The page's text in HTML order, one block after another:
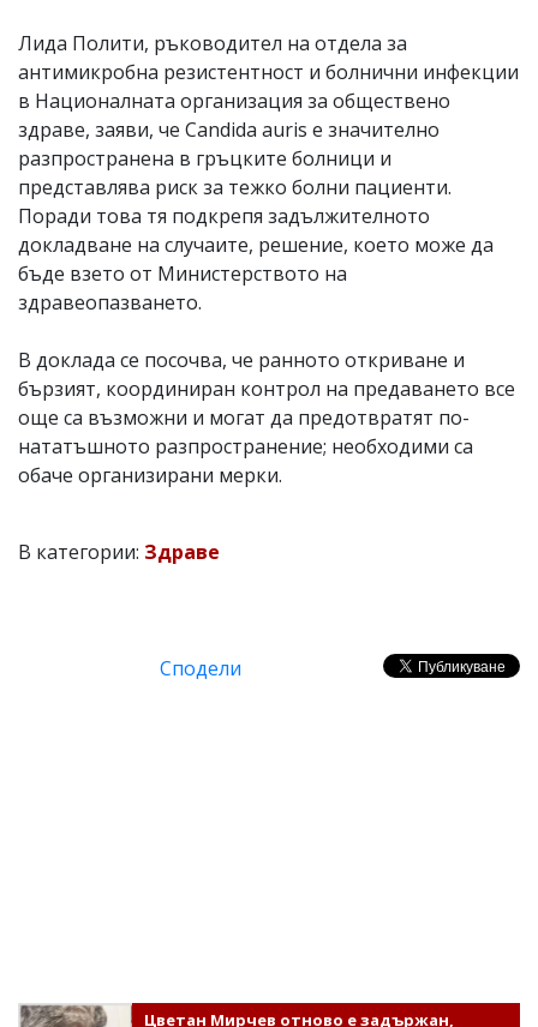
Лида Полити, ръководител на отдела за
антимикробна резистентност и болнични инфекции
в Националната организация за обществено
здраве, заяви, че Candida auris е значително
разпространена в гръцките болници и
представлява риск за тежко болни пациенти.
Поради това тя подкрепя задължителното
докладване на случаите, решение, което може да
бъде взето от Министерството на
здравеопазването.
В доклада се посочва, че ранното откриване и
бързият, координиран контрол на предаването все
още са възможни и могат да предотвратят по-
нататъшното разпространение; необходими са
обаче организирани мерки.
В категории: Здраве
Сподели
Цветан Мирчев отново е задържан,